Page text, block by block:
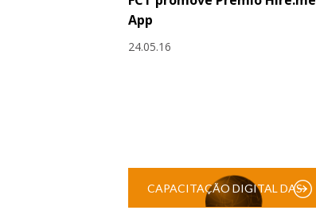
App
24.05.16
CAPACITAÇÃO DIGITAL DAS